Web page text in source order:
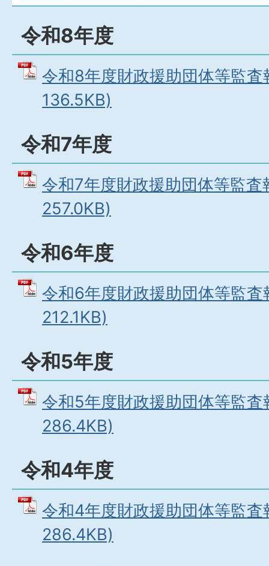
令和8年度
令和8年度財政援助団体等監
136.5KB)
令和7年度
令和7年度財政援助団体等監
257.0KB)
令和6年度
令和6年度財政援助団体等監
212.1KB)
令和5年度
令和5年度財政援助団体等監
286.4KB)
令和4年度
令和4年度財政援助団体等監
286.4KB)